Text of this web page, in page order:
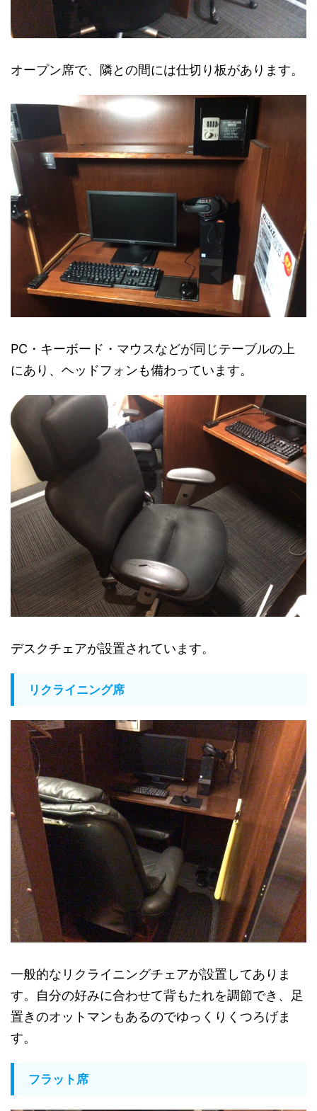
オープン席で、隣との間には仕切り板があります。
PC・キーボード・マウスなどが同じテーブルの上
にあり、ヘッドフォンも備わっています。
デスクチェアが設置されています。
リクライニング席
一般的なリクライニングチェアが設置してありま
す。自分の好みに合わせて背もたれを調節でき、足
置きのオットマンもあるのでゆっくりくつろげま
す。
フラット席